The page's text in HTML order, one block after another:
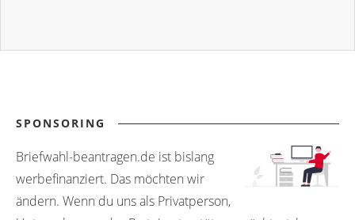
SPONSORING
Briefwahl-beantragen.de ist bislang
werbefinanziert. Das möchten wir
ändern. Wenn du uns als Privatperson,